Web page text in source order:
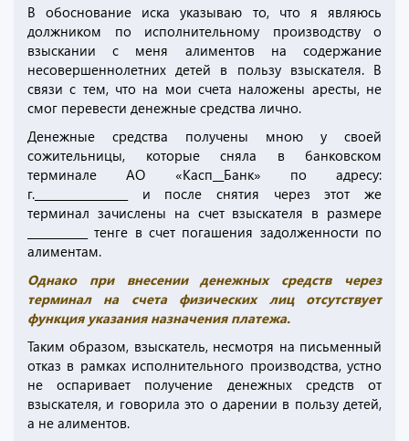
В обоснование иска указываю то, что я являюсь
должником по исполнительному производству о
взыскании с меня алиментов на содержание
несовершеннолетних детей в пользу взыскателя. В
связи с тем, что на мои счета наложены аресты, не
смог перевести денежные средства лично.
Денежные средства получены мною у своей
сожительницы, которые сняла в банковском
терминале АО «Касп__Банк» по адресу:
г._________________ и после снятия через этот же
терминал зачислены на счет взыскателя в размере
___________ тенге в счет погашения задолженности по
алиментам.
Однако при внесении денежных средств через
терминал на счета физических лиц отсутствует
функция указания назначения платежа.
Таким образом, взыскатель, несмотря на письменный
отказ в рамках исполнительного производства, устно
не оспаривает получение денежных средств от
взыскателя, и говорила это о дарении в пользу детей,
а не алиментов.